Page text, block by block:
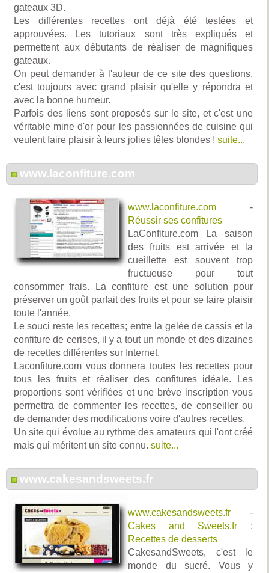
gateaux 3D.
Les différentes recettes ont déjà été testées et
approuvées. Les tutoriaux sont très expliqués et
permettent aux débutants de réaliser de magnifiques
gateaux.
On peut demander à l'auteur de ce site des questions,
c'est toujours avec grand plaisir qu'elle y répondra et
avec la bonne humeur.
Parfois des liens sont proposés sur le site, et c'est une
véritable mine d'or pour les passionnées de cuisine qui
veulent faire plaisir à leurs jolies têtes blondes ! suite...
www.laconfiture.com
www.laconfiture.com -
Réussir ses confitures
LaConfiture.com La saison
des fruits est arrivée et la
cueillette est souvent trop
fructueuse pour tout
consommer frais. La confiture est une solution pour
préserver un goût parfait des fruits et pour se faire plaisir
toute l'année.
Le souci reste les recettes; entre la gelée de cassis et la
confiture de cerises, il y a tout un monde et des dizaines
de recettes différentes sur Internet.
Laconfiture.com vous donnera toutes les recettes pour
tous les fruits et réaliser des confitures idéale. Les
proportions sont vérifiées et une brève inscription vous
permettra de commenter les recettes, de conseiller ou
de demander des modifications voire d'autres recettes.
Un site qui évolue au rythme des amateurs qui l'ont créé
mais qui méritent un site connu. suite...
www.cakesandsweets.fr
www.cakesandsweets.fr -
Cakes and Sweets.fr :
Recettes de desserts
CakesandSweets, c'est le
monde du sucré. Vous y